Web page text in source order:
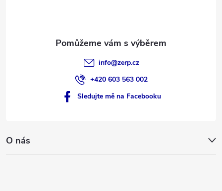
info@zerp.cz
+420 603 563 002
Sledujte mě na Facebooku
O nás